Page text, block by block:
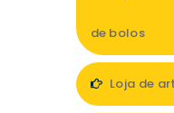
de bolos
Loja de